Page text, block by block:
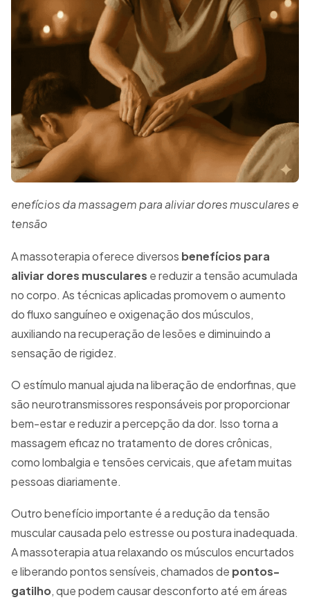
enefícios da massagem para aliviar dores musculares e
tensão
A massoterapia oferece diversos benefícios para
aliviar dores musculares e reduzir a tensão acumulada
no corpo. As técnicas aplicadas promovem o aumento
do fluxo sanguíneo e oxigenação dos músculos,
auxiliando na recuperação de lesões e diminuindo a
sensação de rigidez.
O estímulo manual ajuda na liberação de endorfinas, que
são neurotransmissores responsáveis por proporcionar
bem-estar e reduzir a percepção da dor. Isso torna a
massagem eficaz no tratamento de dores crônicas,
como lombalgia e tensões cervicais, que afetam muitas
pessoas diariamente.
Outro benefício importante é a redução da tensão
muscular causada pelo estresse ou postura inadequada.
A massoterapia atua relaxando os músculos encurtados
e liberando pontos sensíveis, chamados de pontos-
gatilho, que podem causar desconforto até em áreas